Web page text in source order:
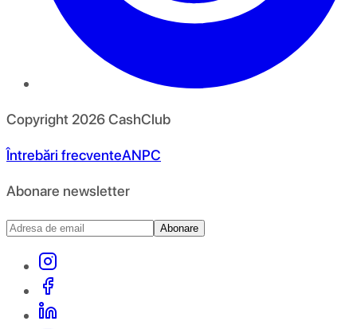
Copyright 2026CashClub
Întrebări frecventeANPC
Abonare newsletter
Abonare